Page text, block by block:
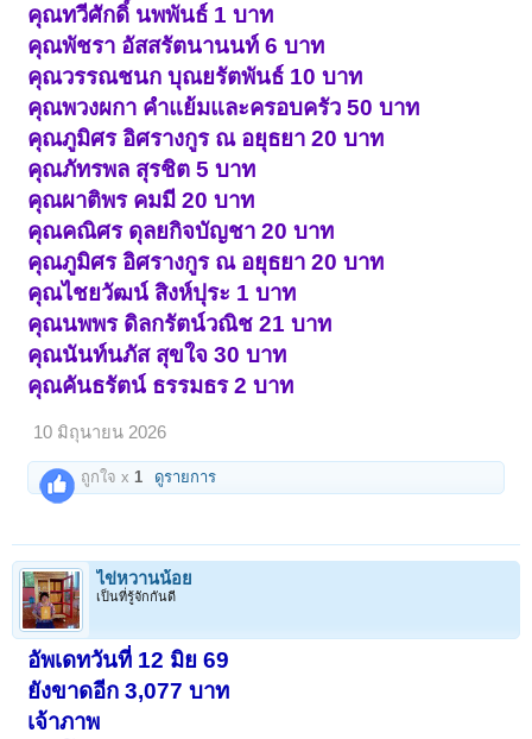
คุณทวีศักดิ์ นพพันธ์ 1 บาท
คุณพัชรา อัสสรัตนานนท์ 6 บาท
คุณวรรณชนก บุณยรัตพันธ์ 10 บาท
คุณพวงผกา คำแย้มและครอบครัว 50 บาท
คุณภูมิศร อิศรางกูร ณ อยุธยา 20 บาท
คุณภัทรพล สุรชิต 5 บาท
คุณผาติพร คมมี 20 บาท
คุณคณิศร ดุลยกิจบัญชา 20 บาท
คุณภูมิศร อิศรางกูร ณ อยุธยา 20 บาท
คุณไชยวัฒน์ สิงห์ปุระ 1 บาท
คุณนพพร ดิลกรัตน์วณิช 21 บาท
คุณนันท์นภัส สุขใจ 30 บาท
คุณคันธรัตน์ ธรรมธร 2 บาท
10 มิถุนายน 2026
ถูกใจ x 1 ดูรายการ
ไข่หวานน้อย
เป็นที่รู้จักกันดี
อัพเดทวันที่ 12 มิย 69
ยังขาดอีก 3,077 บาท
เจ้าภาพ